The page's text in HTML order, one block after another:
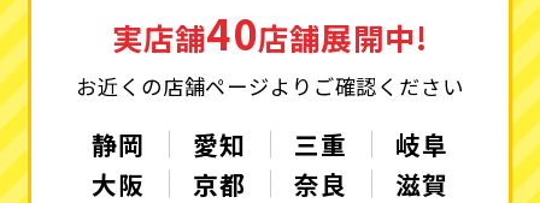
実店舗40店舗展開中!
お近くの店舗ページよりご確認ください
静岡 愛知 三重
岐阜
大阪
京都 奈良
滋賀